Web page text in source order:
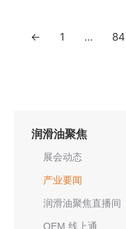
← 1 … 84
润滑油聚焦
展会动态
产业要闻
润滑油聚焦直播间
OEM 线上通